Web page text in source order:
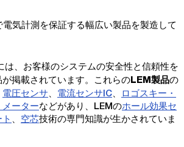
気計測を保証する幅広い製品を製造して
は、お客様のシステムの安全性と信頼性を
掲載されています。これらの LEM製品の
電圧センサ 電流センサIC
ロゴスキー・
ーターなどがあり、LEMのホール効果セ
空芯技術の専門知識が生かされていま